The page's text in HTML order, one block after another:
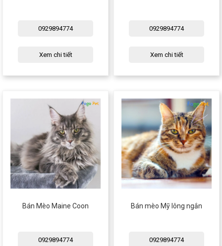
0929894774
Xem chi tiết
0929894774
Xem chi tiết
Bán Mèo Maine Coon
0929894774
Bán mèo Mỹ lông ngắn
0929894774